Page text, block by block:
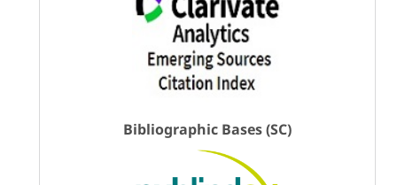
Bibliographic Bases (SC)